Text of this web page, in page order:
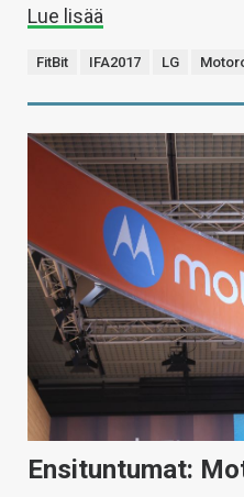
Lue lisää
FitBit IFA2017 LG
Ensituntumat: